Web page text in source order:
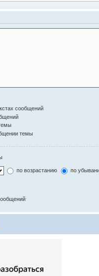
сообщений
темы
по возрастанию по